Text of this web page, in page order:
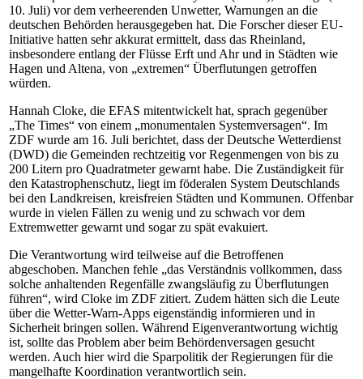
10. Juli) vor dem verheerenden Unwetter, Warnungen an die
deutschen Behörden herausgegeben hat. Die Forscher dieser EU-
Initiative hatten sehr akkurat ermittelt, dass das Rheinland,
insbesondere entlang der Flüsse Erft und Ahr und in Städten wie
Hagen und Altena, von „extremen“ Überflutungen getroffen
würden.
Hannah Cloke, die EFAS mitentwickelt hat, sprach gegenüber
„The Times“ von einem „monumentalen Systemversagen“. Im
ZDF wurde am 16. Juli berichtet, dass der Deutsche Wetterdienst
(DWD) die Gemeinden rechtzeitig vor Regenmengen von bis zu
200 Litern pro Quadratmeter gewarnt habe. Die Zuständigkeit für
den Katastrophenschutz, liegt im föderalen System Deutschlands
bei den Landkreisen, kreisfreien Städten und Kommunen. Offenbar
wurde in vielen Fällen zu wenig und zu schwach vor dem
Extremwetter gewarnt und sogar zu spät evakuiert.
Die Verantwortung wird teilweise auf die Betroffenen
abgeschoben. Manchen fehle „das Verständnis vollkommen, dass
solche anhaltenden Regenfälle zwangsläufig zu Überflutungen
führen“, wird Cloke im ZDF zitiert. Zudem hätten sich die Leute
über die Wetter-Warn-Apps eigenständig informieren und in
Sicherheit bringen sollen. Während Eigenverantwortung wichtig
ist, sollte das Problem aber beim Behördenversagen gesucht
werden. Auch hier wird die Sparpolitik der Regierungen für die
mangelhafte Koordination verantwortlich sein.